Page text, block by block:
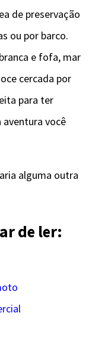
de preservação
ou por barco.
e fofa, mar
cercada por
para ter
você
alguma outra
de ler: